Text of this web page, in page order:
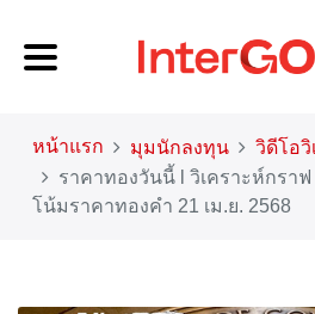
หน้าแรก มุมนักลงทุน
วิดีโอ
ราคาทองวันนี้ l วิเคราะห์กรา
โน้มราคาทองคำ 21 เม.ย. 2568